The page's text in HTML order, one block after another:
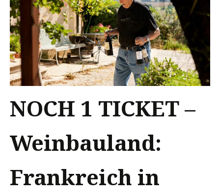
NOCH 1 TICKET –
Weinbauland:
Frankreich in